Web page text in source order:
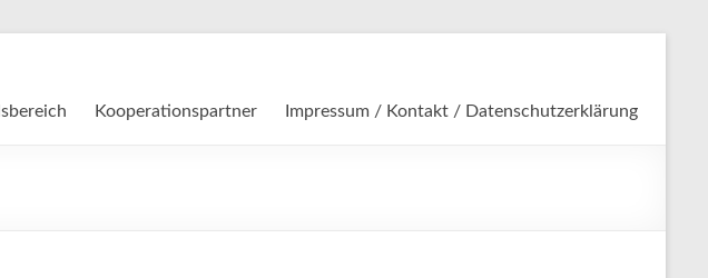
Kooperationspartner Impressum / Kontakt / Datenschutzerklärung